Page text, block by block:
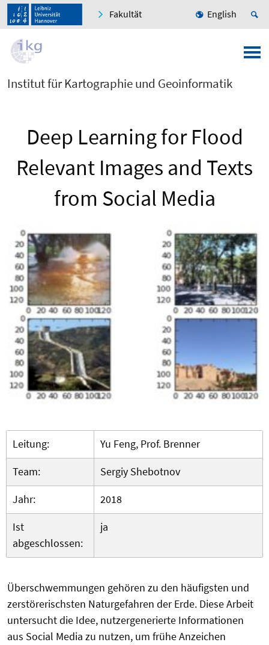
Fakultät English
Institut für Kartographie und Geoinformatik
Deep Learning for Flood
Relevant Images and Texts
from Social Media
Leitung:
Yu Feng, Prof. Brenner
Team:
Sergiy Shebotnov
Jahr:
2018
Ist
abgeschlossen:
ja
Überschwemmungen gehören zu den häufigsten und
zerstörerischsten Naturgefahren der Erde. Diese Arbeit
untersucht die Idee, nutzergenerierte Informationen
aus Social Media zu nutzen, um frühe Anzeichen